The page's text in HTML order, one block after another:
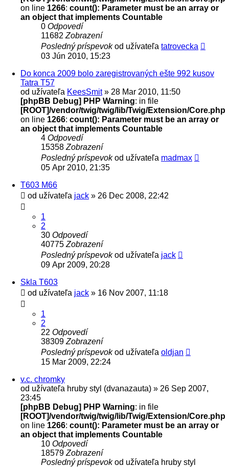
on line 1266: count(): Parameter must be an array or
an object that implements Countable
0 Odpovedí
11682 Zobrazení
Posledný príspevokod užívateľa tatrovecka
03 Jún 2010, 15:23
Do konca 2009 bolo zaregistrovaných ešte 992 kusov
Tatra T57
od užívateľa KeesSmit» 28 Mar 2010, 11:50
[phpBB Debug] PHP Warning: in file
[ROOT]/vendor/twig/twig/lib/Twig/Extension/Core.php
on line 1266: count(): Parameter must be an array or
an object that implements Countable
4 Odpovedí
15358 Zobrazení
Posledný príspevokod užívateľa madmax
05 Apr 2010, 21:35
T603 M66
od užívateľa jack » 26 Dec 2008, 22:42
1
2
30 Odpovedí
40775 Zobrazení
Posledný príspevokod užívateľa jack
09 Apr 2009, 20:28
Skla T603
od užívateľa jack » 16 Nov 2007, 11:18
1
2
22 Odpovedí
38309 Zobrazení
Posledný príspevokod užívateľa oldjan
15 Mar 2009, 22:24
v.c. chromky
od užívateľa hruby styl (dvanazauta) » 26 Sep 2007,
23:45
[phpBB Debug] PHP Warning: in file
[ROOT]/vendor/twig/twig/lib/Twig/Extension/Core.php
on line 1266: count(): Parameter must be an array or
an object that implements Countable
10 Odpovedí
18579 Zobrazení
Posledný príspevokod užívateľa hruby styl